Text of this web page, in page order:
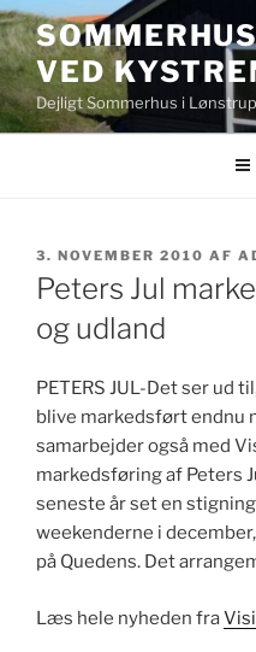
Videre
til
indholdVED
Dejligt Sommerhus i
UDGIVET
DEN
3. NOVEMBER 2010 AF
Peters Jul
og udland
PETERS JUL-Det ser ud
blive markedsført endnu
samarbejder også med
markedsføring af Peters
seneste år set en
weekenderne i
på Quedens. Det
Læs hele nyheden fra